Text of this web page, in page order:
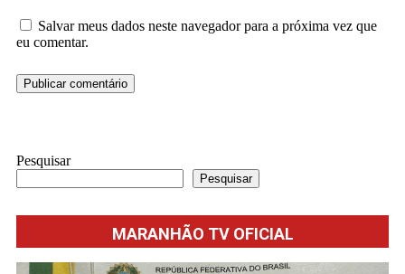
Salvar meus dados neste navegador para a próxima vez que
eu comentar.
Pesquisar
Pesquisar
MARANHÃO TV OFICIAL